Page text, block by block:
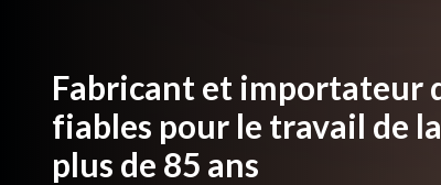
Fabricant et importateur
fiables pour le travail de
plus de 85 ans